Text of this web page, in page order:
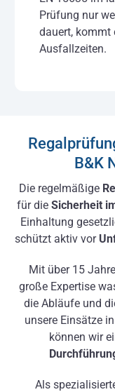
Prüfung nur
dauert, kommt
Ausfallzeiten.
B&K
Die regelmäßige
für die Sicherheit
Einhaltung
schützt aktiv vor
Mit über 15
große Expertise
die Abläufe und
unsere Einsätze
können wir
Als